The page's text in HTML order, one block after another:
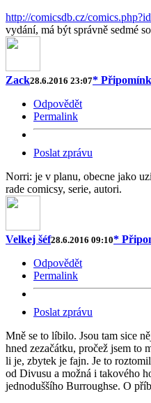
http://comicsdb.cz/
vydání, má být správně sedmé
Zack28.6.2016 23:07*
Odpovědět
Permalink
Poslat zprávu
Norri: je v planu, obecne jako
rade comicsy, serie, autori.
Velkej šéf28.6.2016 09:10*
Odpovědět
Permalink
Poslat zprávu
Mně se to líbilo. Jsou tam sice
hned zezačátku, pročež jsem to
li je, zbytek je fajn. Je to
od Divusu a možná i takového
jednoduššího Burroughse. O